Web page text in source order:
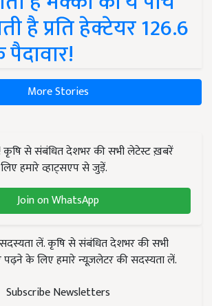
है प्रति हेक्टेयर 126.6
More Stories
कृषि से संबंधित देशभर की सभी लेटेस्ट ख़बरें
हमारे व्हाट्सएप से जुड़ें.
Join on WhatsApp
लें. कृषि से संबंधित देशभर की सभी
के लिए हमारे न्यूज़लेटर की सदस्यता लें.
Subscribe Newsletters